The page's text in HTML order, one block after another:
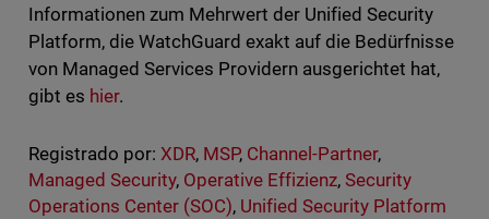
Informationen zum Mehrwert der Unified Security
Platform, die WatchGuard exakt auf die Bedürfnisse
von Managed Services Providern ausgerichtet hat,
gibt es hier.
Registrado por: XDR, MSP, Channel-Partner,
Managed Security, Operative Effizienz,Security
Operations Center (SOC), Unified Security Platform